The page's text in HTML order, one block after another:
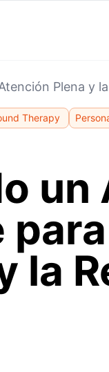
Plena y
Therapy
un
la